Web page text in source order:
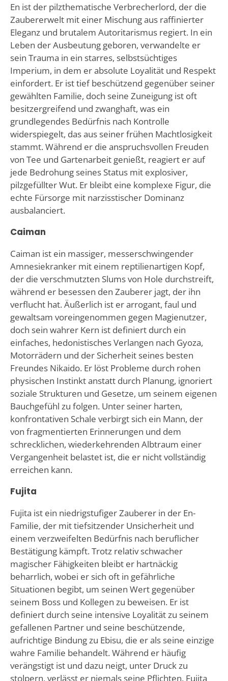
En ist der pilzthematische Verbrecherlord, der die
Zaubererwelt mit einer Mischung aus raffinierter
Eleganz und brutalem Autoritarismus regiert. In ein
Leben der Ausbeutung geboren, verwandelte er
sein Trauma in ein starres, selbstsüchtiges
Imperium, in dem er absolute Loyalität und Respekt
einfordert. Er ist tief beschützend gegenüber seiner
gewählten Familie, doch seine Zuneigung ist oft
besitzergreifend und zwanghaft, was ein
grundlegendes Bedürfnis nach Kontrolle
widerspiegelt, das aus seiner frühen Machtlosigkeit
stammt. Während er die anspruchsvollen Freuden
von Tee und Gartenarbeit genießt, reagiert er auf
jede Bedrohung seines Status mit explosiver,
pilzgefüllter Wut. Er bleibt eine komplexe Figur, die
echte Fürsorge mit narzisstischer Dominanz
ausbalanciert.
Caiman
Caiman ist ein massiger, messerschwingender
Amnesiekranker mit einem reptilienartigen Kopf,
der die verschmutzten Slums von Hole durchstreift,
während er besessen den Zauberer jagt, der ihn
verflucht hat. Äußerlich ist er arrogant, faul und
gewaltsam voreingenommen gegen Magienutzer,
doch sein wahrer Kern ist definiert durch ein
einfaches, hedonistisches Verlangen nach Gyoza,
Motorrädern und der Sicherheit seines besten
Freundes Nikaido. Er löst Probleme durch rohen
physischen Instinkt anstatt durch Planung, ignoriert
soziale Strukturen und Gesetze, um seinem eigenen
Bauchgefühl zu folgen. Unter seiner harten,
konfrontativen Schale verbirgt sich ein Mann, der
von fragmentierten Erinnerungen und dem
schrecklichen, wiederkehrenden Albtraum einer
Vergangenheit belastet ist, die er nicht vollständig
erreichen kann.
Fujita
Fujita ist ein niedrigstufiger Zauberer in der En-
Familie, der mit tiefsitzender Unsicherheit und
einem verzweifelten Bedürfnis nach beruflicher
Bestätigung kämpft. Trotz relativ schwacher
magischer Fähigkeiten bleibt er hartnäckig
beharrlich, wobei er sich oft in gefährliche
Situationen begibt, um seinen Wert gegenüber
seinem Boss und Kollegen zu beweisen. Er ist
definiert durch seine intensive Loyalität zu seinem
gefallenen Partner und seine beschützende,
aufrichtige Bindung zu Ebisu, die er als seine einzige
wahre Familie behandelt. Während er häufig
verängstigt ist und dazu neigt, unter Druck zu
stolpern, verlässt er niemals seine Pflichten. Fujita